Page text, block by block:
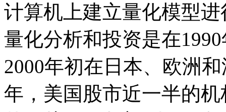
计算机上建立量化模型
量化分析和投资是在
2000年初在日本、欧洲
年，美国股市近一半的